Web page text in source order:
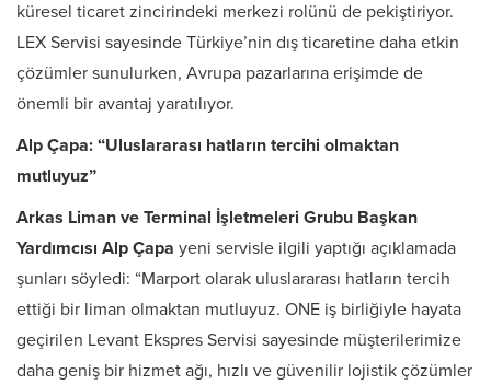
küresel ticaret zincirindeki merkezi rolünü de pekiştiriyor.
LEX Servisi sayesinde Türkiye’nin dış ticaretine daha etkin
çözümler sunulurken, Avrupa pazarlarına erişimde de
önemli bir avantaj yaratılıyor.
Alp Çapa: “Uluslararası hatların tercihi olmaktan
mutluyuz”
Arkas Liman ve Terminal İşletmeleri Grubu Başkan
Yardımcısı Alp Çapa yeni servisle ilgili yaptığı açıklamada
şunları söyledi: “Marport olarak uluslararası hatların tercih
ettiği bir liman olmaktan mutluyuz. ONE iş birliğiyle hayata
geçirilen Levant Ekspres Servisi sayesinde müşterilerimize
daha geniş bir hizmet ağı, hızlı ve güvenilir lojistik çözümler